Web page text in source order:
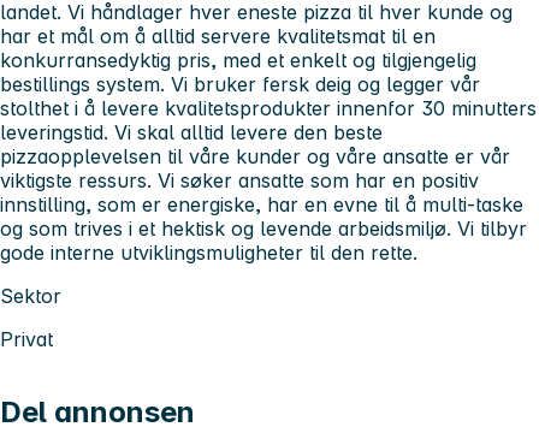
landet. Vi håndlager hver eneste pizza til hver kunde og
har et mål om å alltid servere kvalitetsmat til en
konkurransedyktig pris, med et enkelt og tilgjengelig
bestillings system. Vi bruker fersk deig og legger vår
stolthet i å levere kvalitetsprodukter innenfor 30 minutters
leveringstid. Vi skal alltid levere den beste
pizzaopplevelsen til våre kunder og våre ansatte er vår
viktigste ressurs. Vi søker ansatte som har en positiv
innstilling, som er energiske, har en evne til å multi-taske
og som trives i et hektisk og levende arbeidsmiljø. Vi tilbyr
gode interne utviklingsmuligheter til den rette.
Sektor
Privat
Del annonsen